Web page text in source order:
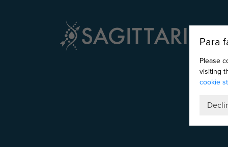
Para
Please
visiting
cookie